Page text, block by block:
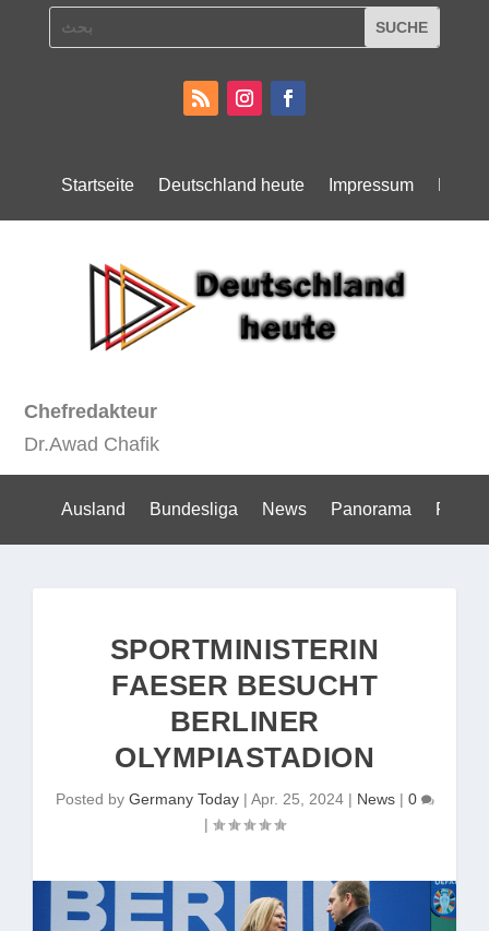
Startseite Deutschland heute Impressum
Chefredakteur
Dr.Awad Chafik
Ausland Bundesliga News Panorama Politik
SPORTMINISTERIN
FAESER BESUCHT
BERLINER
OLYMPIASTADION
Posted by Germany Today| Apr. 25, 2024| News| 0
|